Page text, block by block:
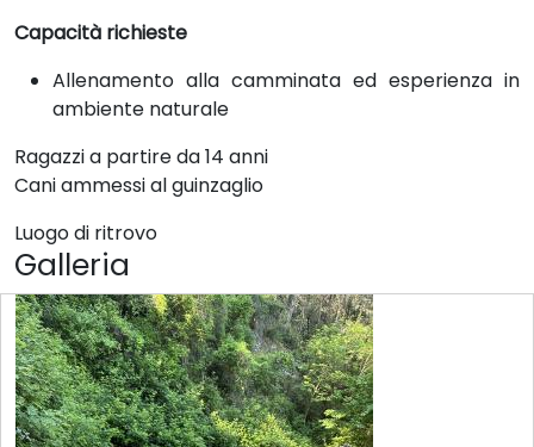
Capacità richieste
Allenamento alla camminata ed esperienza in
ambiente naturale
Ragazzi a partire da 14 anni
Cani ammessi al guinzaglio
Luogo di ritrovo
Galleria